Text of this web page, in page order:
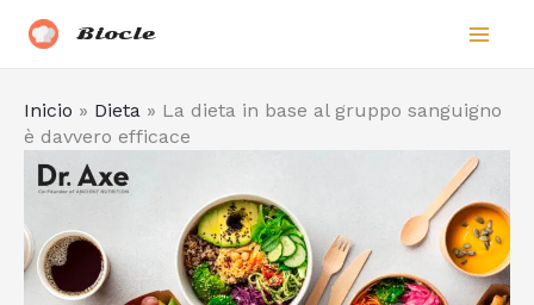
Biocle
Inicio » Dieta » La dieta in base al gruppo sanguigno
è davvero efficace